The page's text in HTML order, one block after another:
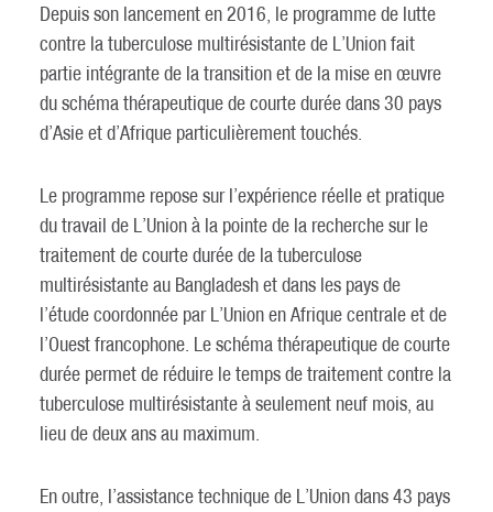
Depuis son lancement en 2016, le programme de lutte
contre la tuberculose multirésistante de L’Union fait
partie intégrante de la transition et de la mise en œuvre
du schéma thérapeutique de courte durée dans 30 pays
d’Asie et d’Afrique particulièrement touchés.
Le programme repose sur l’expérience réelle et pratique
du travail de L’Union à la pointe de la recherche sur le
traitement de courte durée de la tuberculose
multirésistante au Bangladesh et dans les pays de
l’étude coordonnée par L’Union en Afrique centrale et de
l’Ouest francophone. Le schéma thérapeutique de courte
durée permet de réduire le temps de traitement contre la
tuberculose multirésistante à seulement neuf mois, au
lieu de deux ans au maximum.
En outre, l’assistance technique de L’Union dans 43 pays